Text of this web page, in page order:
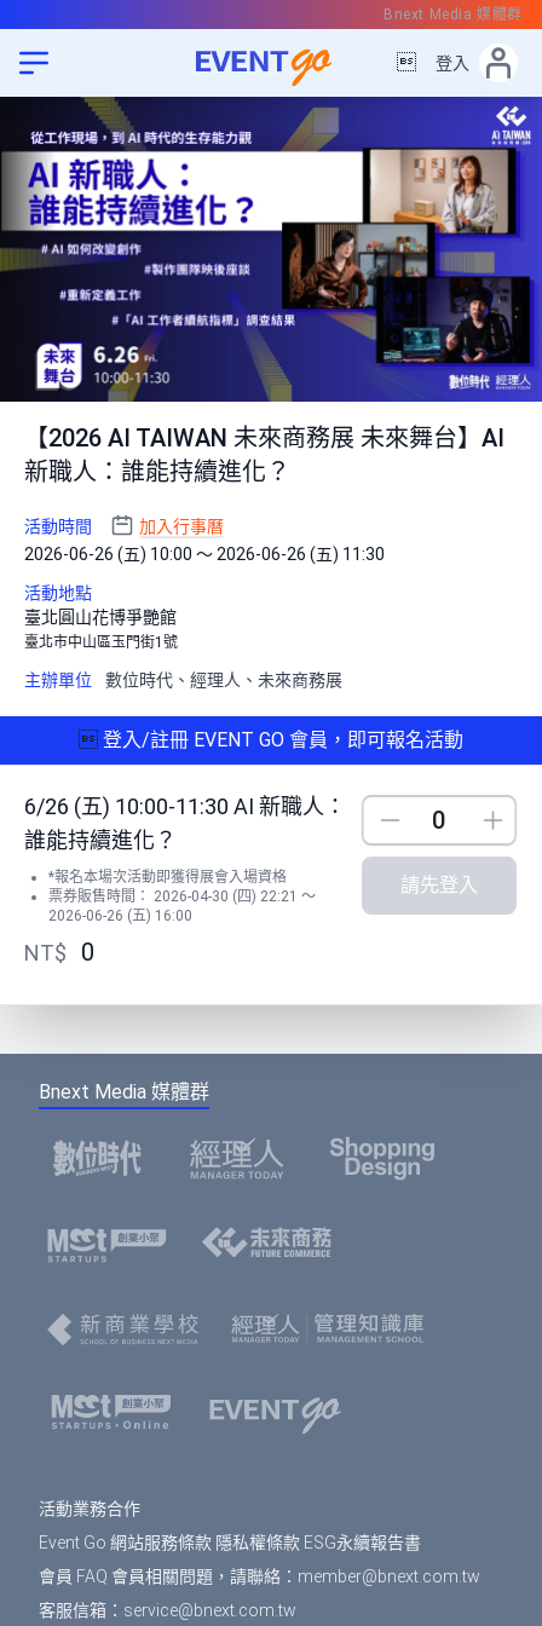
Bnext Media 媒體群
 登入
【2026 AI TAIWAN 未來商務展 未來舞台】AI
新職人：誰能持續進化？
活動時間
加入行事曆
2026-06-26 (五) 10:00 ～ 2026-06-26 (五) 11:30
活動地點
臺北圓山花博爭艷館
臺北市中山區玉門街1號
主辦單位 數位時代、經理人、未來商務展
 登入/註冊 EVENT GO 會員，即可報名活動
6/26 (五) 10:00-11:30 AI 新職人：
誰能持續進化？
*報名本場次活動即獲得展會入場資格
票券販售時間： 2026-04-30 (四) 22:21 ～
2026-06-26 (五) 16:00
NT$ 0
Down
請先登入
Bnext Media 媒體群
活動業務合作
Event Go 網站服務條款 隱私權條款 ESG永續報告書
會員 FAQ 會員相關問題，請聯絡： member@bnext.com.tw
客服信箱： service@bnext.com.tw